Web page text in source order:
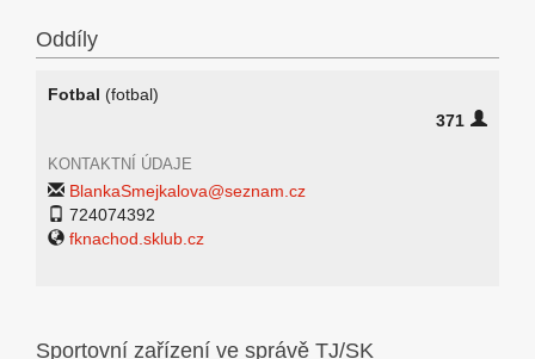
Oddíly
Fotbal (fotbal)
371
KONTAKTNÍ ÚDAJE
BlankaSmejkalova@seznam.cz
724074392
fknachod.sklub.cz
Sportovní zařízení ve správě TJ/SK